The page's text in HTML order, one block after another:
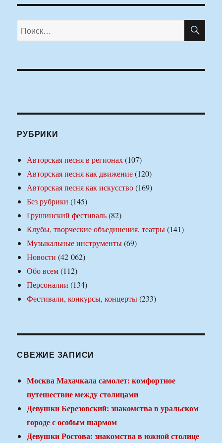
Искать:
РУБРИКИ
Авторская песня в регионах(107)
Авторская песня как движение(120)
Авторская песня как искусство(169)
Без рубрики (145)
Грушинский фестиваль(82)
Клубы, творческие объединения, театры(141)
Музыкальные инструменты(69)
Новости (42 062)
Обо всем(112)
Персоналии (134)
Фестивали, конкурсы, концерты(233)
СВЕЖИЕ ЗАПИСИ
Москва Махачкала самолет: комфортное
путешествие между столицами
Девушки Березовский: знакомства в уральском
городе с особым шармом
Девушки Ростова: знакомства в южной столице